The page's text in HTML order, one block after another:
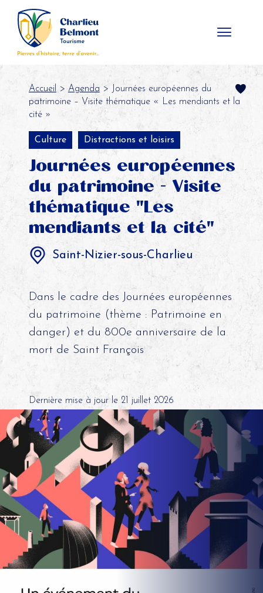
Accueil > Agenda > Journées européennes du
patrimoine – Visite thématique « Les mendiants et la
cité »
Culture Distractions et loisirs
Journées européennes
du patrimoine - Visite
thématique "Les
mendiants et la cité"
Saint-Nizier-sous-Charlieu
Dans le cadre des Journées européennes
du patrimoine (thème : Patrimoine en
danger) et du 800e anniversaire de la
mort de Saint François
Dernière mise à jour le 21 juillet 2026
Panneau de gestion des cookies